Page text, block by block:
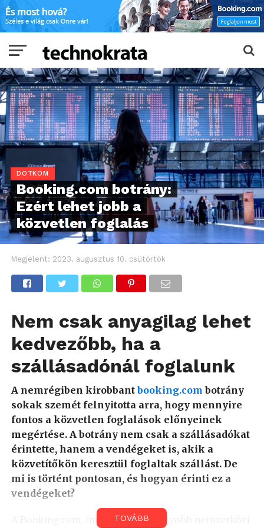
DOTKOM
Booking.com botrány:
Ezért lehet jobb a
közvetlen foglalás
Megjelent: 2023. augusztus 10. csütörtök
Nem csak anyagilag lehet
kedvezőbb, ha a
szállásadónál foglalunk
A nemrégiben kirobbantbooking.com botrány
sokak szemét felnyitotta arra, hogy mennyire
fontos a közvetlen foglalások előnyeinek
megértése. A botrány nem csak a szállásadókat
érintette, hanem a vendégeket is, akik a
közvetítőkön keresztül foglaltak szállást. De
mi is történt pontosan, és hogyan érinti ez a
vendégeket?
A Booking.com, mint egyik legnagyobb nemzetközi
TOVÁBB